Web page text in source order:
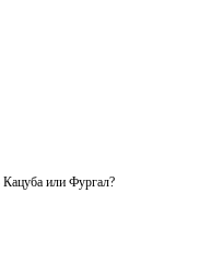
или Фургал?